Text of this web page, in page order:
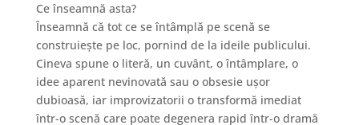
Ce înseamnă asta?
Înseamnă că tot ce se întâmplă pe scenă se
construiește pe loc, pornind de la ideile publicului.
Cineva spune o literă, un cuvânt, o întâmplare, o
idee aparent nevinovată sau o obsesie ușor
dubioasă, iar improvizatorii o transformă imediat
într-o scenă care poate degenera rapid într-o dramă